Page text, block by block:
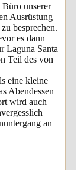
unserer
Ausrüstung
besprechen.
es dann
Laguna Santa
Teil des von
eine kleine
Abendessen
wird auch
an